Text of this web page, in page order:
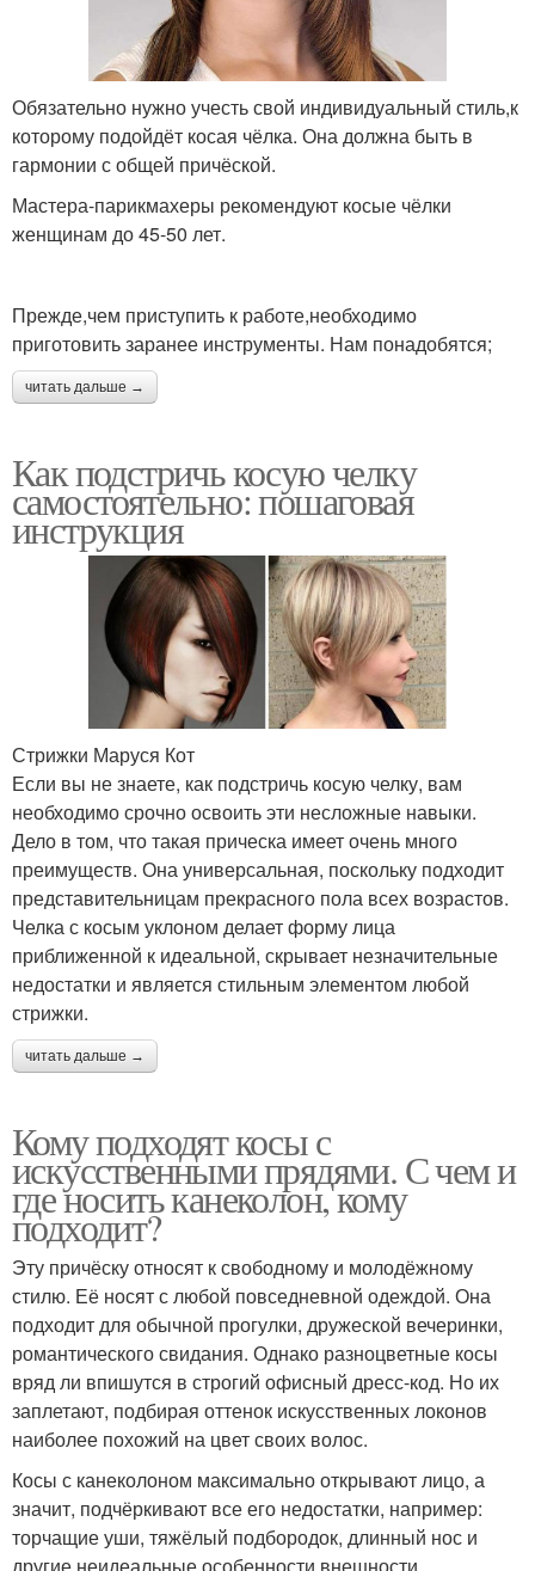
Обязательно нужно учесть свой индивидуальный стиль,к
которому подойдёт косая чёлка. Она должна быть в
гармонии с общей причёской.
Мастера-парикмахеры рекомендуют косые чёлки
женщинам до 45-50 лет.
Прежде,чем приступить к работе,необходимо
приготовить заранее инструменты. Нам понадобятся;
читать дальше →
Как подстричь косую челку
самостоятельно: пошаговая
инструкция
Стрижки Маруся Кот
Если вы не знаете, как подстричь косую челку, вам
необходимо срочно освоить эти несложные навыки.
Дело в том, что такая прическа имеет очень много
преимуществ. Она универсальная, поскольку подходит
представительницам прекрасного пола всех возрастов.
Челка с косым уклоном делает форму лица
приближенной к идеальной, скрывает незначительные
недостатки и является стильным элементом любой
стрижки.
читать дальше →
Кому подходят косы с
искусственными прядями. С чем и
где носить канеколон, кому
подходит?
Эту причёску относят к свободному и молодёжному
стилю. Её носят с любой повседневной одеждой. Она
подходит для обычной прогулки, дружеской вечеринки,
романтического свидания. Однако разноцветные косы
вряд ли впишутся в строгий офисный дресс-код. Но их
заплетают, подбирая оттенок искусственных локонов
наиболее похожий на цвет своих волос.
Косы с канеколоном максимально открывают лицо, а
значит, подчёркивают все его недостатки, например:
торчащие уши, тяжёлый подбородок, длинный нос и